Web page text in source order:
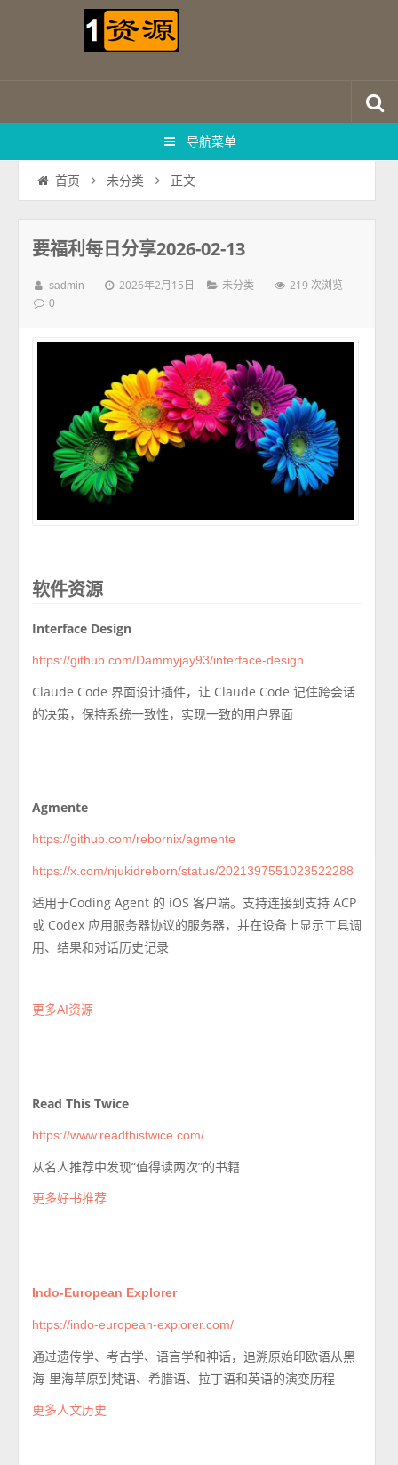
导航菜单
首页 未分类 正文
要福利每日分享2026-02-13
sadmin 2026年2月15日 未分类 219 次浏览
0
软件资源
Interface Design
https://github.com/Dammyjay93/interface-design
Claude Code 界面设计插件，让 Claude Code记住跨会话
的决策，保持系统一致性，实现一致的用户界面
Agmente
https://github.com/rebornix/agmente
https://x.com/njukidreborn/status/2021397551023522288
适用于Coding Agent 的 iOS 客户端。支持连接到支持 ACP
或 Codex 应用服务器协议的服务器，并在设备上显示工具调
用、结果和对话历史记录
更多AI资源
Read This Twice
https://www.readthistwice.com/
从名人推荐中发现“值得读两次”的书籍
更多好书推荐
Indo-European Explorer
https://indo-european-explorer.com/
通过遗传学、考古学、语言学和神话，追溯原始印欧语从黑
海-里海草原到梵语、希腊语、拉丁语和英语的演变历程
更多人文历史